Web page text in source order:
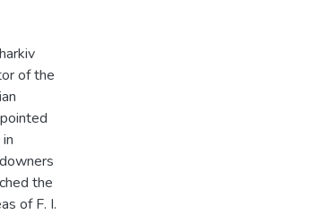
of the
the
of F. I.